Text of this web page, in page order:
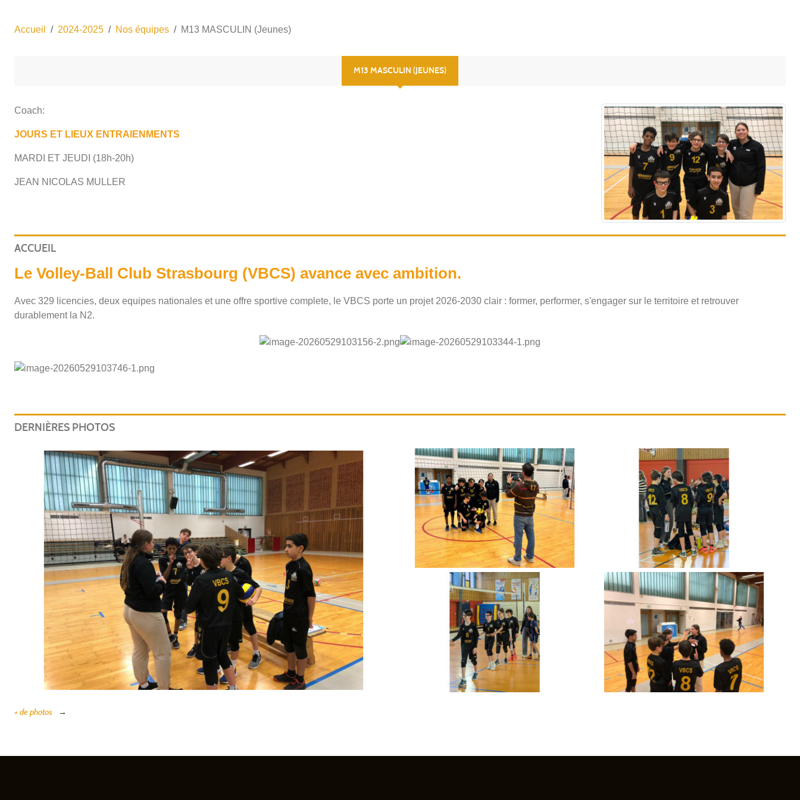
Accueil 2024-2025 Nos équipes M13 MASCULIN (Jeunes)
M13 MASCULIN (JEUNES)
Coach:
JOURS ET LIEUX ENTRAIENMENTS
MARDI ET JEUDI (18h-20h)
JEAN NICOLAS MULLER
ACCUEIL
Le Volley-Ball Club Strasbourg (VBCS) avance avec ambition.
Avec 329 licencies, deux equipes nationales et une offre sportive complete, le VBCS porte un projet 2026-2030 clair : former, performer, s'engager sur le territoire et retrouver
durablement la N2.
DERNIÈRES PHOTOS
+ de photos